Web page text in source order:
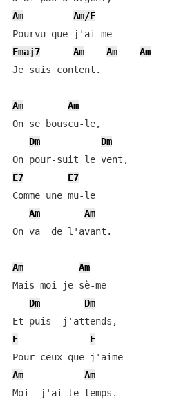
Am
Am/F
Pourvu que j'ai-me
Fmaj7
Am Am Am
Je suis content.
Am
Am
On se bouscu-le,
Dm
Dm
E7
E7
Comme une mu-le
Am
Am
On va  de l'avant.
Am
Am
Mais moi je sè-me
Dm
Dm
E
E
Pour ceux que j'aime
Am
Am
Moi  j'ai le temps.